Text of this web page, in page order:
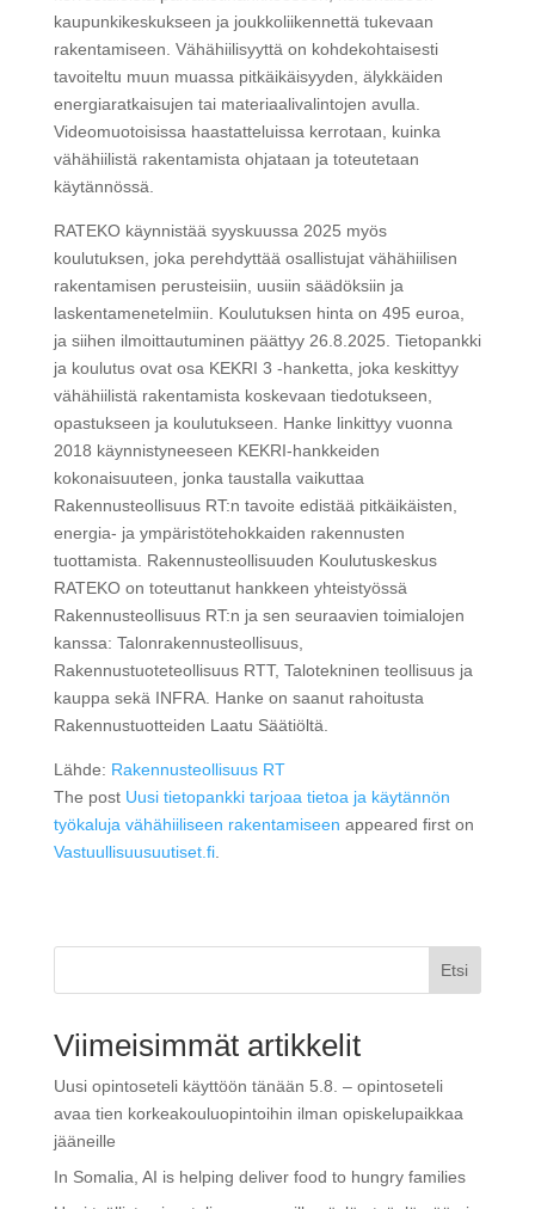
kaupunkikeskukseen ja joukkoliikennettä tukevaan
rakentamiseen. Vähähiilisyyttä on kohdekohtaisesti
tavoiteltu muun muassa pitkäikäisyyden, älykkäiden
energiaratkaisujen tai materiaalivalintojen avulla.
Videomuotoisissa haastatteluissa kerrotaan, kuinka
vähähiilistä rakentamista ohjataan ja toteutetaan
käytännössä.
RATEKO käynnistää syyskuussa 2025 myös
koulutuksen, joka perehdyttää osallistujat vähähiilisen
rakentamisen perusteisiin, uusiin säädöksiin ja
laskentamenetelmiin. Koulutuksen hinta on 495 euroa,
ja siihen ilmoittautuminen päättyy 26.8.2025. Tietopankki
ja koulutus ovat osa KEKRI 3 -hanketta, joka keskittyy
vähähiilistä rakentamista koskevaan tiedotukseen,
opastukseen ja koulutukseen. Hanke linkittyy vuonna
2018 käynnistyneeseen KEKRI-hankkeiden
kokonaisuuteen, jonka taustalla vaikuttaa
Rakennusteollisuus RT:n tavoite edistää pitkäikäisten,
energia- ja ympäristötehokkaiden rakennusten
tuottamista. Rakennusteollisuuden Koulutuskeskus
RATEKO on toteuttanut hankkeen yhteistyössä
Rakennusteollisuus RT:n ja sen seuraavien toimialojen
kanssa: Talonrakennusteollisuus,
Rakennustuoteteollisuus RTT, Talotekninen teollisuus ja
kauppa sekä INFRA. Hanke on saanut rahoitusta
Rakennustuotteiden Laatu Säätiöltä.
Lähde: Rakennusteollisuus RT
The post Uusi tietopankki tarjoaa tietoa ja käytännön
työkaluja vähähiiliseen rakentamiseen appeared first on
Vastuullisuusuutiset.fi.
Etsi
Viimeisimmät artikkelit
Uusi opintoseteli käyttöön tänään 5.8. – opintoseteli
avaa tien korkeakouluopintoihin ilman opiskelupaikkaa
jääneille
In Somalia, AI is helping deliver food to hungry families